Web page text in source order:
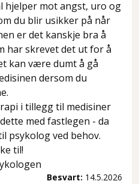
hjelper mot angst, uro og
du blir usikker på når
er det kanskje bra å
har skrevet det ut for å
kan være dumt å gå
dersom du
i tillegg til medisiner
med fastlegen - da
psykolog ved behov.
til!
Besvart: 14.5.2026